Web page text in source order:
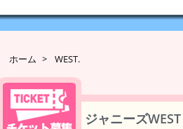
ホーム > WEST.
ジャニーズWEST